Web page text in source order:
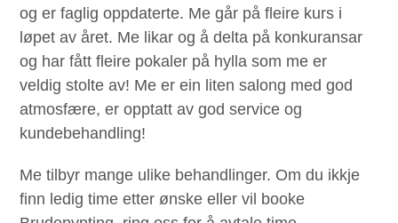
og er faglig oppdaterte. Me går på fleire kurs i
løpet av året. Me likar og å delta på konkuransar
og har fått fleire pokaler på hylla som me er
veldig stolte av! Me er ein liten salong med god
atmosfære, er opptatt av god service og
kundebehandling!
Me tilbyr mange ulike behandlinger. Om du ikkje
finn ledig time etter ønske eller vil booke